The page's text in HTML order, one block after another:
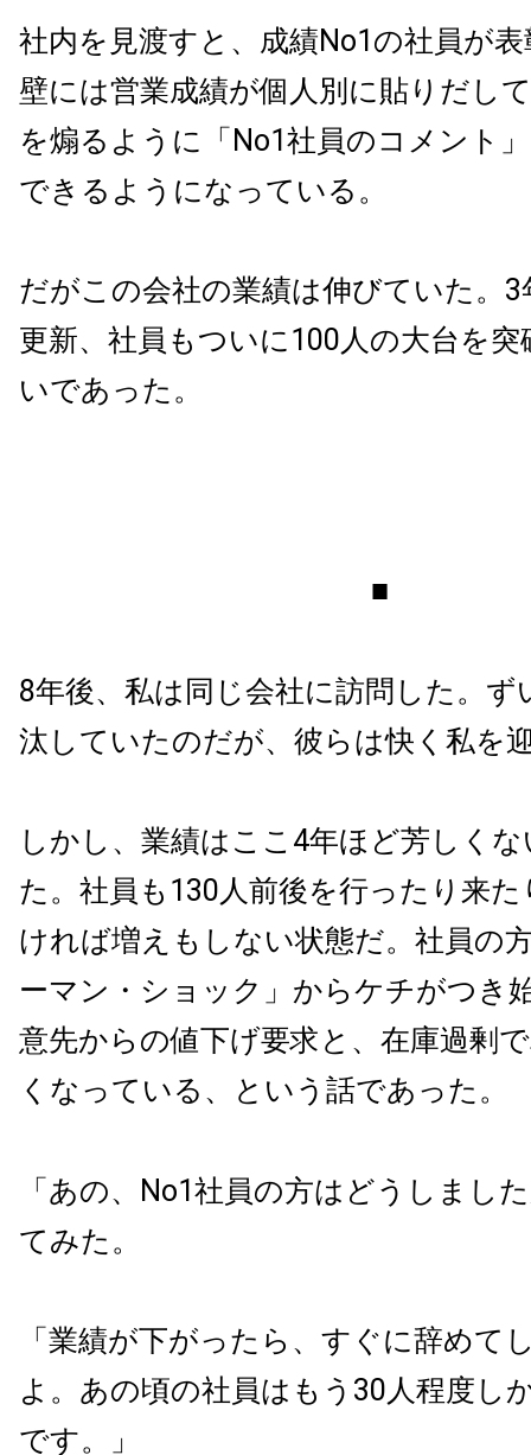
社内を見渡すと、成績No1の社員が
壁には営業成績が個人別に貼りだし
を煽るように「No1社員のコメント
できるようになっている。
だがこの会社の業績は伸びていた。3
更新、社員もついに100人の大台を
いであった。
■
8年後、私は同じ会社に訪問した。ず
汰していたのだが、彼らは快く私を
しかし、業績はここ4年ほど芳しく
た。社員も130人前後を行ったり来
ければ増えもしない状態だ。社員の
ーマン・ショック」からケチがつき
意先からの値下げ要求と、在庫過剰
くなっている、という話であった。
「あの、No1社員の方はどうしまし
てみた。
「業績が下がったら、すぐに辞めて
よ。あの頃の社員はもう30人程度し
です。」